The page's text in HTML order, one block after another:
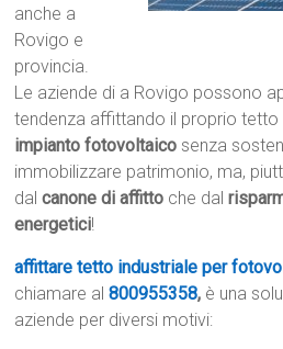
anche a
Rovigo e
provincia.
Le aziende di a Rovigo possono
tendenza affittando il proprio tetto
impianto fotovoltaico senza
immobilizzare patrimonio, ma,
dalcanone di affitto che dal
energetici!
affittare tetto industriale per
chiamare al800955358, è una
aziende per diversi motivi: